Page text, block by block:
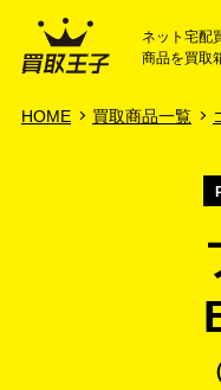
ネット宅配
商品を買取
HOME 買取商品一覧